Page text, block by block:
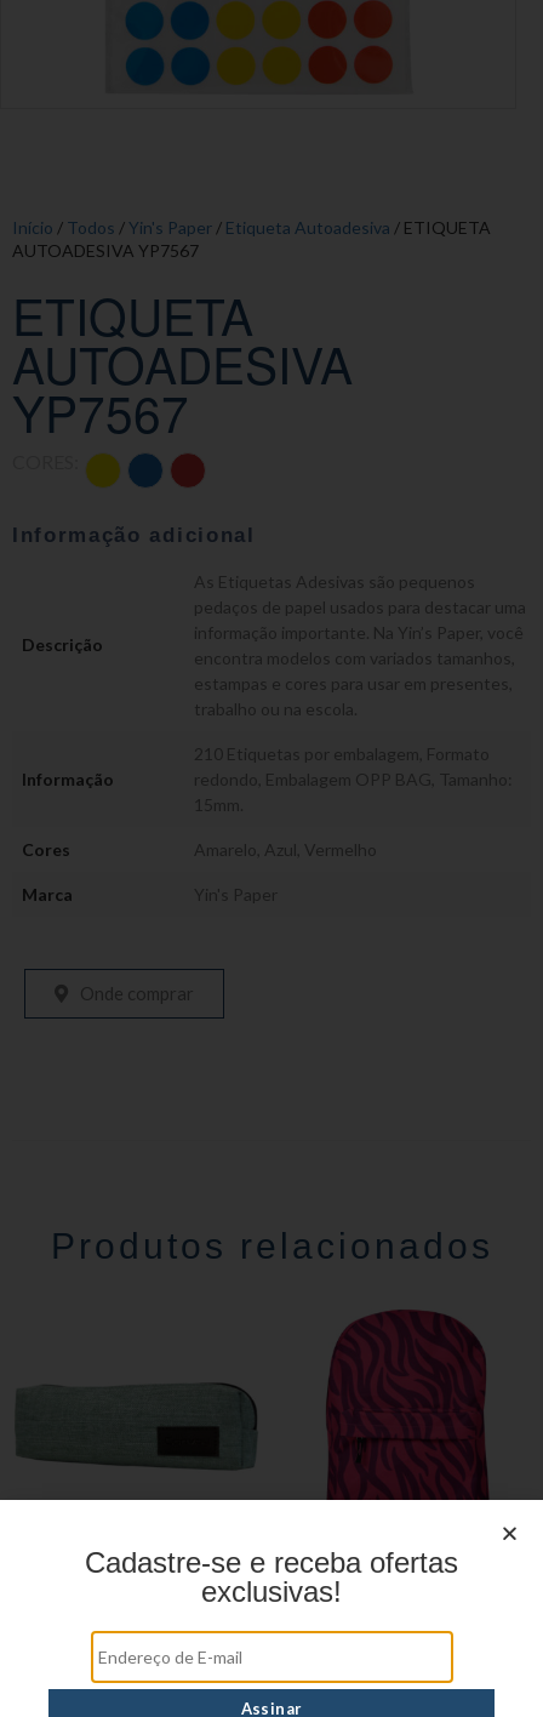
Início / Todos /Yin's Paper / Etiqueta Autoadesiva / ETIQUETA
AUTOADESIVA YP7567
ETIQUETA
AUTOADESIVA
YP7567
Informação adicional
Descrição
As Etiquetas Adesivas são pequenos
pedaços de papel usados para destacar uma
informação importante. Na Yin’s Paper, você
encontra modelos com variados tamanhos,
estampas e cores para usar em presentes,
trabalho ou na escola.
Informação
210 Etiquetas por embalagem, Formato
redondo, Embalagem OPP BAG, Tamanho:
15mm.
Cores Amarelo Azul Vermelho
Marca Yin's Paper
Onde comprar
Produtos relacionados
Estojo Juvenil YS27112
Mochila linha casual
Cadastre-se e receba ofertas
exclusivas!